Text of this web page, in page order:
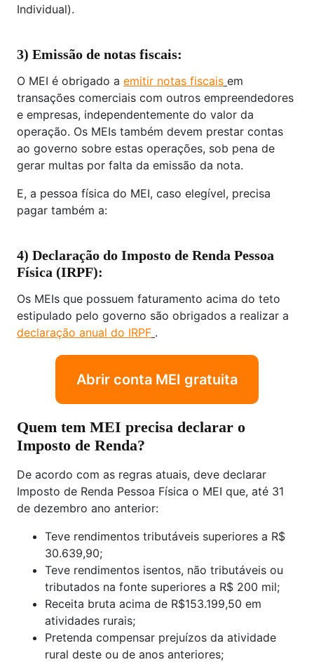
Individual).
3) Emissão de notas fiscais:
O MEI é obrigado a emitir notas fiscais em
transações comerciais com outros empreendedores
e empresas, independentemente do valor da
operação. Os MEIs também devem prestar contas
ao governo sobre estas operações, sob pena de
gerar multas por falta da emissão da nota.
E, a pessoa física do MEI, caso elegível, precisa
pagar também a:
4) Declaração do Imposto de Renda Pessoa
Física (IRPF):
Os MEIs que possuem faturamento acima do teto
estipulado pelo governo são obrigados a realizar a
declaração anual do IRPF .
Abrir conta MEI gratuita
Quem tem MEI precisa declarar o
Imposto de Renda?
De acordo com as regras atuais, deve declarar
Imposto de Renda Pessoa Física o MEI que, até 31
de dezembro ano anterior:
Teve rendimentos tributáveis superiores a R$
30.639,90;
Teve rendimentos isentos, não tributáveis ou
tributados na fonte superiores a R$ 200 mil;
Receita bruta acima de R$153.199,50 em
atividades rurais;
Pretenda compensar prejuízos da atividade
rural deste ou de anos anteriores;